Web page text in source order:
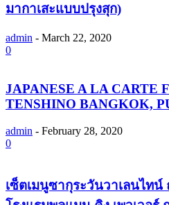
มากาเสะแบบปรุงสุก)
admin - March 22, 2020
0
JAPANESE A LA CARTE
TENSHINO BANGKOK,
admin - February 28, 2020
0
เซ็ตเมนูซากุระวันวาเลนไท